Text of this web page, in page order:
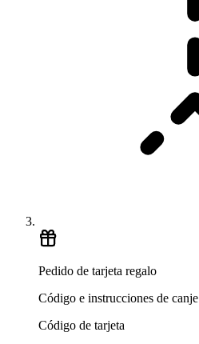
Pedido de tarjeta regalo
Código e instrucciones de canje
Código de tarjeta